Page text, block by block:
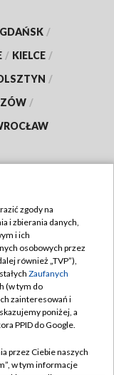
GDAŃSK /
/ KIELCE /
/
/
zgody na
i zbierania danych,
i ich
osobowych przez
również „TVP”),
Zaufanych
(w tym do
zainteresowań i
poniżej, a
PPID do Google.
przez Ciebie naszych
w tym informacje